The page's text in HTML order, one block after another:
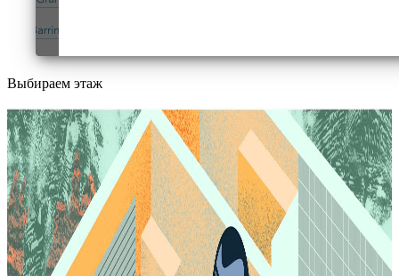
Выбираем этаж